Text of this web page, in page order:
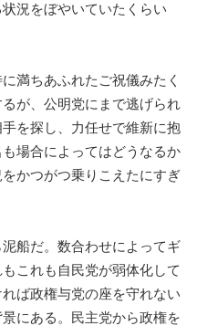
況をぼやいていたくらい
満ちあふれたご祝儀みたく
が、公明党にまで逃げられ
を探し、力任せで維新に抱
場合によってはどうなるか
かつがつ乗りこえたにすぎ
船だ。数合わせによってギ
これも自民党が弱体化して
ば政権与党の座を守れない
にある。民主党から政権を